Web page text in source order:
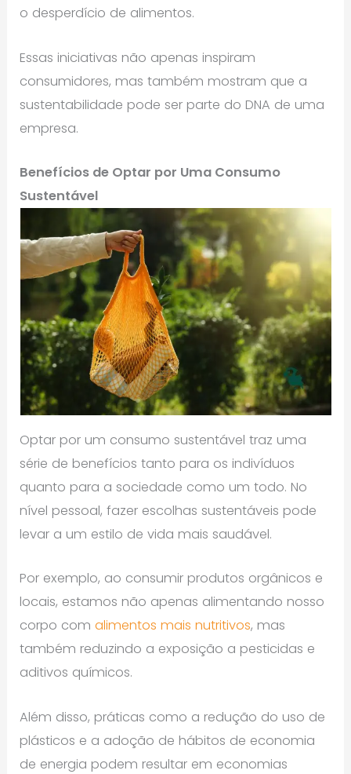
o desperdício de alimentos.
Essas iniciativas não apenas inspiram
consumidores, mas também mostram que a
sustentabilidade pode ser parte do DNA de uma
empresa.
Benefícios de Optar por Uma Consumo
Sustentável
Optar por um consumo sustentável traz uma
série de benefícios tanto para os indivíduos
quanto para a sociedade como um todo. No
nível pessoal, fazer escolhas sustentáveis pode
levar a um estilo de vida mais saudável.
Por exemplo, ao consumir produtos orgânicos e
locais, estamos não apenas alimentando nosso
corpo comalimentos mais nutritivos, mas
também reduzindo a exposição a pesticidas e
aditivos químicos.
Além disso, práticas como a redução do uso de
plásticos e a adoção de hábitos de economia
de energia podem resultar em economias